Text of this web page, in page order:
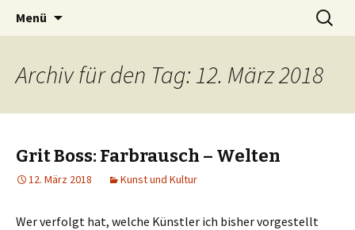
Peter Grau
Menü
Suchen
nach:
Archiv für den Tag: 12. März 2018
Grit Boss: Farbrausch – Welten
12. März 2018 Kunst und Kultur
Wer verfolgt hat, welche Künstler ich bisher vorgestellt